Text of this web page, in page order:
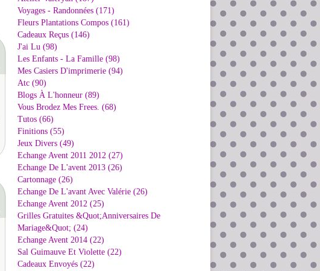
Voyages - Randonnées (171)
Fleurs Plantations Compos (161)
Cadeaux Reçus (146)
J'ai Lu (98)
Les Enfants - La Famille (98)
Mes Casiers D'imprimerie (94)
Atc (90)
Blogs À L'honneur (89)
Vous Brodez Mes Frees. (68)
Tutos (66)
Finitions (55)
Jeux Divers (49)
Echange Avent 2011 2012 (27)
Echange De L'avent 2013 (26)
Cartonnage (26)
Echange De L'avant Avec Valérie (26)
Echange Avent 2012 (25)
Grilles Gratuites &Quot;Anniversaires De
Mariage&Quot; (24)
Echange Avent 2014 (22)
Sal Guimauve Et Violette (22)
Cadeaux Envoyés (22)